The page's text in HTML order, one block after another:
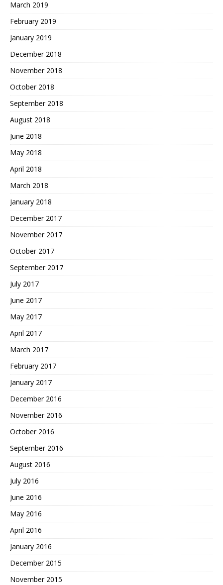
March 2019
February 2019
January 2019
December 2018
November 2018
October 2018
September 2018
August 2018
June 2018
May 2018
April 2018
March 2018
January 2018
December 2017
November 2017
October 2017
September 2017
July 2017
June 2017
May 2017
April 2017
March 2017
February 2017
January 2017
December 2016
November 2016
October 2016
September 2016
August 2016
July 2016
June 2016
May 2016
April 2016
January 2016
December 2015
November 2015